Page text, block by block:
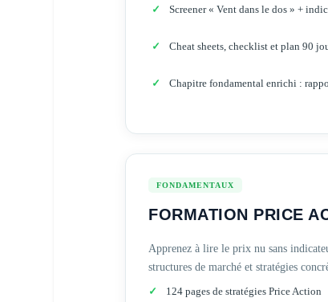
Screener « Vent dans le dos » +
Cheat sheets, checklist et plan 90
Chapitre fondamental enrichi :
FONDAMENTAUX
FORMATION PRICE
Apprenez à lire le prix nu sans
structures de marché et stratégies
124 pages de stratégies Price Action